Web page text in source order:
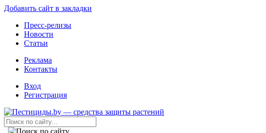
Добавить сайт в закладки
Пресс-релизы
Новости
Статьи
Реклама
Контакты
Вход
Регистрация